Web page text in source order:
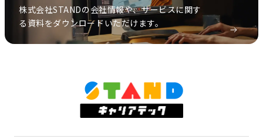
株式会社STANDの会社情報や、サービスに関す
る資料をダウンロードいただけます。